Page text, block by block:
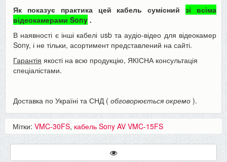
Як показує практика цей кабель суміснийзі всіма
відеокамерами Sony .
В наявності є інші кабелі usb та аудіо-відео для відеокамер
Sony, і не тільки, асортимент представлений на сайті.
Гарантія якості на всю продукцію, ЯКІСНА консультація
спеціалістами.
Доставка по Україні та СНД ( обговорюється окремо ).
Мітки: VMC-30FS, кабель Sony AV VMC-15FS